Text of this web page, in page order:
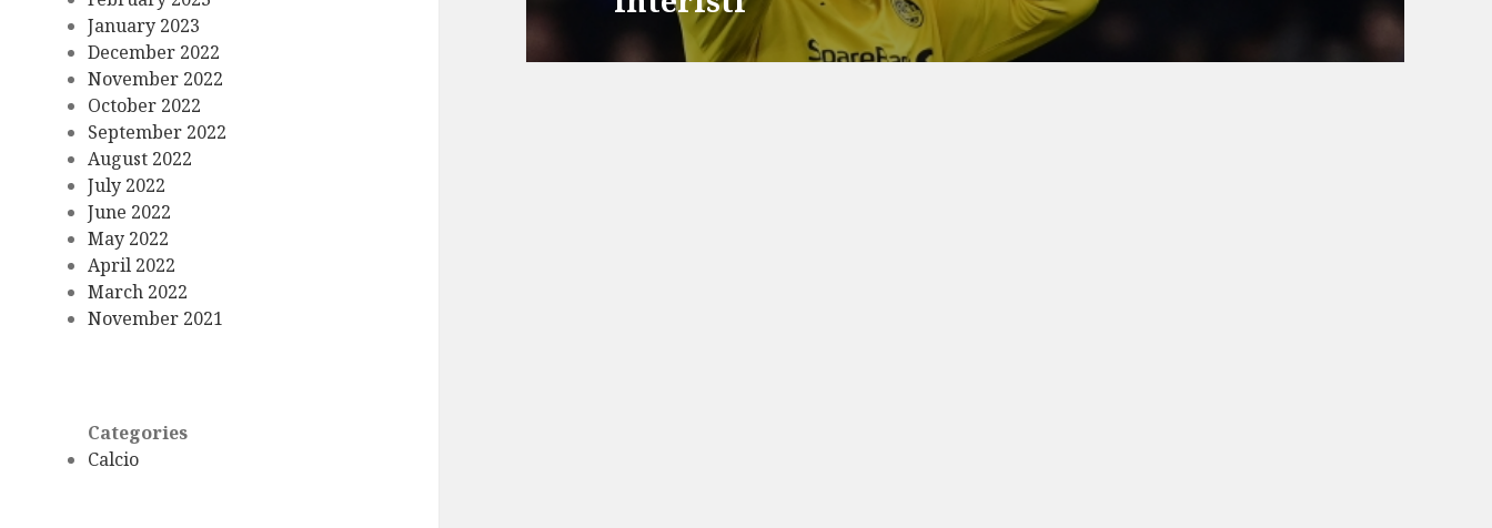
January 2023
December 2022
November 2022
October 2022
September 2022
August 2022
July 2022
June 2022
May 2022
April 2022
March 2022
November 2021
Categories
Calcio